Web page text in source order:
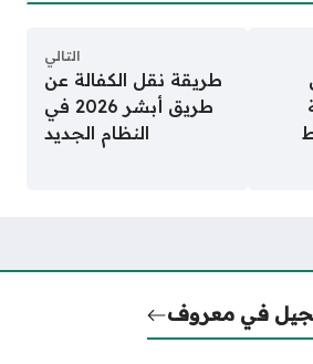
التالي
طريقة نقل الكفالة عن
طريق أبشر 2026 في
النظام الجديد
في معروف